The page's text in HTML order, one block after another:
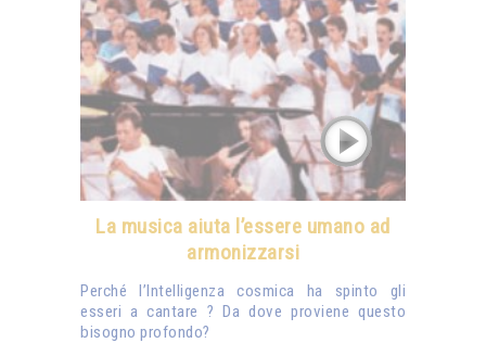
La musica aiuta l’essere umano ad
armonizzarsi
Perché l’Intelligenza cosmica ha spinto gli
esseri a cantare ? Da dove proviene questo
bisogno profondo?